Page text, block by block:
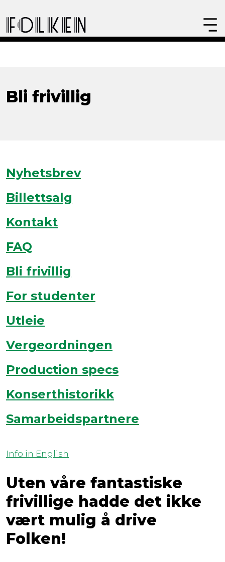
Bli frivillig
Nyhetsbrev
Billettsalg
Kontakt
FAQ
Bli frivillig
For studenter
Utleie
Vergeordningen
Production specs
Konserthistorikk
Samarbeidspartnere
Info in English
Uten våre fantastiske
frivillige hadde det ikke
vært mulig å drive
Folken!